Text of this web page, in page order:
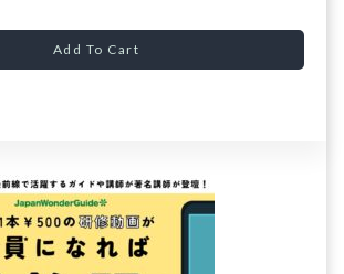
Add To Cart